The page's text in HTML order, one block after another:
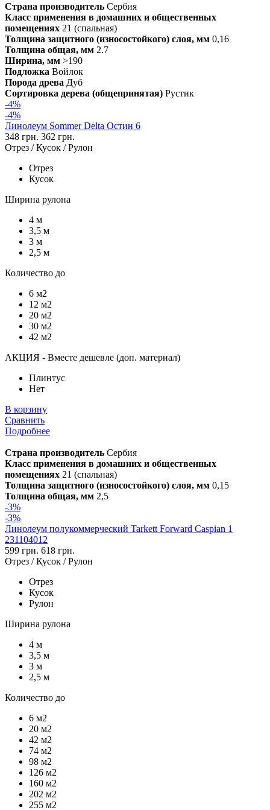
Страна производитель Сербия
Класс применения в домашних и общественных
помещениях 21 (спальная)
Толщина защитного (износостойкого) слоя, мм 0,16
Толщина общая, мм 2.7
Ширина, мм >190
Подложка Войлок
Порода древа Дуб
Сортировка дерева (общепринятая) Рустик
-4%
-4%
Линолеум Sommer Delta Остин 6
348 грн. 362 грн.
Отрез / Кусок / Рулон
Отрез
Кусок
Ширина рулона
4 м
3,5 м
3 м
2,5 м
Количество до
6 м2
12 м2
20 м2
30 м2
42 м2
АКЦИЯ - Вместе дешевле (доп. материал)
Плинтус
Нет
В корзину
Сравнить
Подробнее
Страна производитель Сербия
Класс применения в домашних и общественных
помещениях 21 (спальная)
Толщина защитного (износостойкого) слоя, мм 0,15
Толщина общая, мм 2,5
-3%
-3%
Линолеум полукоммерческий Tarkett Forward Caspian 1
231104012
599 грн. 618 грн.
Отрез / Кусок / Рулон
Отрез
Кусок
Рулон
Ширина рулона
4 м
3,5 м
3 м
2,5 м
Количество до
6 м2
20 м2
42 м2
74 м2
98 м2
126 м2
160 м2
202 м2
255 м2